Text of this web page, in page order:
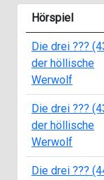
Hörspiel
Die drei ???
der höllische
Werwolf
Die drei ???
der höllische
Werwolf
Die drei ???